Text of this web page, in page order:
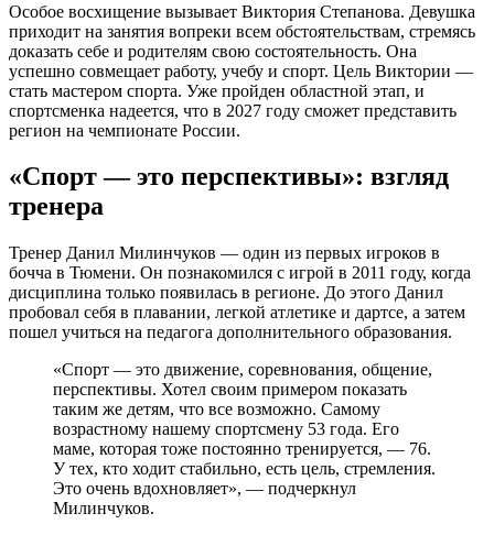
Особое восхищение вызывает Виктория Степанова. Девушка
приходит на занятия вопреки всем обстоятельствам, стремясь
доказать себе и родителям свою состоятельность. Она
успешно совмещает работу, учебу и спорт. Цель Виктории —
стать мастером спорта. Уже пройден областной этап, и
спортсменка надеется, что в 2027 году сможет представить
регион на чемпионате России.
«Спорт — это перспективы»: взгляд
тренера
Тренер Данил Милинчуков — один из первых игроков в
бочча в Тюмени. Он познакомился с игрой в 2011 году, когда
дисциплина только появилась в регионе. До этого Данил
пробовал себя в плавании, легкой атлетике и дартсе, а затем
пошел учиться на педагога дополнительного образования.
«Спорт — это движение, соревнования, общение,
перспективы. Хотел своим примером показать
таким же детям, что все возможно. Самому
возрастному нашему спортсмену 53 года. Его
маме, которая тоже постоянно тренируется, — 76.
У тех, кто ходит стабильно, есть цель, стремления.
Это очень вдохновляет», — подчеркнул
Милинчуков.